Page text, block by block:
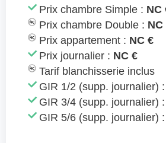
Prix chambre Simple : NC
Prix chambre Double : NC
Prix appartement : NC €
Prix journalier : NC €
Tarif blanchisserie inclus
GIR 1/2 (supp. journalier) :
GIR 3/4 (supp. journalier) :
GIR 5/6 (supp. journalier) :